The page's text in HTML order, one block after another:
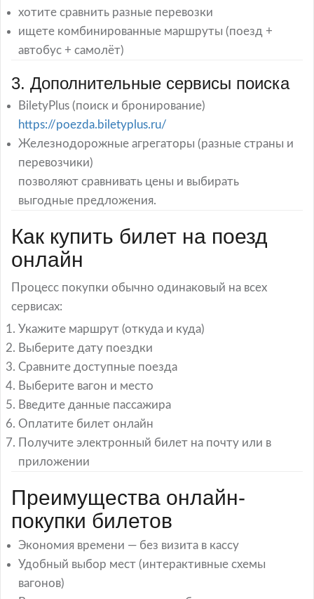
хотите сравнить разные перевозки
ищете комбинированные маршруты (поезд +
автобус + самолёт)
3. Дополнительные сервисы поиска
BiletyPlus (поиск и бронирование)
https://poezda.biletyplus.ru/
Железнодорожные агрегаторы (разные страны и
перевозчики)
позволяют сравнивать цены и выбирать
выгодные предложения.
Как купить билет на поезд
онлайн
Процесс покупки обычно одинаковый на всех
сервисах:
Укажите маршрут (откуда и куда)
Выберите дату поездки
Сравните доступные поезда
Выберите вагон и место
Введите данные пассажира
Оплатите билет онлайн
Получите электронный билет на почту или в
приложении
Преимущества онлайн-
покупки билетов
Экономия времени — без визита в кассу
Удобный выбор мест (интерактивные схемы
вагонов)